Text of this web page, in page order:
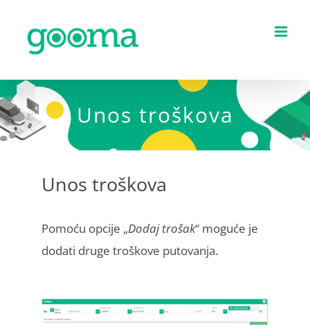
content
Unos troškova
Unos troškova
Pomoću opcije „Dodaj trošak“ moguće je
dodati druge troškove putovanja.